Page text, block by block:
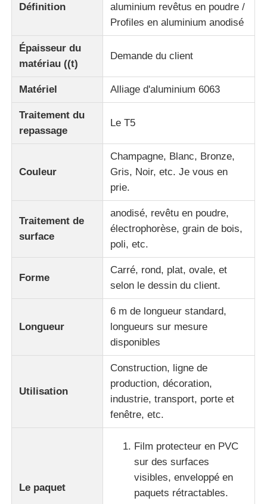
À propos de nous
Profils en aluminium d'extrusion
Profiles de cuisine en aluminium
Définition
aluminium revêtus en poudre /
Profiles en aluminium anodisé
Épaisseur du
matériau ((t)
Demande du client
Matériel Alliage d'aluminium 6063
Traitement du
repassage
Le T5
Couleur
Champagne, Blanc, Bronze,
Gris, Noir, etc. Je vous en
prie.
Traitement de
surface
anodisé, revêtu en poudre,
électrophorèse, grain de bois,
poli, etc.
Forme
Carré, rond, plat, ovale, et
selon le dessin du client.
Longueur
6 m de longueur standard,
longueurs sur mesure
disponibles
Utilisation
Construction, ligne de
production, décoration,
industrie, transport, porte et
fenêtre, etc.
Le paquet
Film protecteur en PVC
sur des surfaces
visibles, enveloppé en
paquets rétractables.